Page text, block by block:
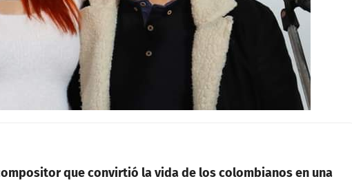
que convirtió la vida de los colombianos en una